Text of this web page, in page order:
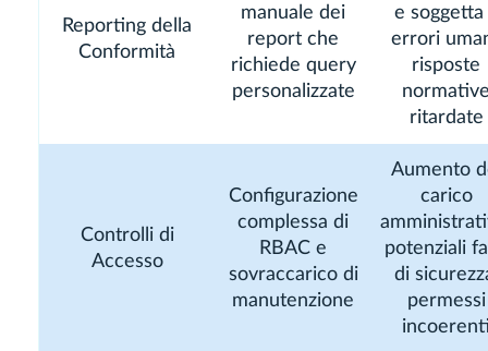
Reporting della
Conformità
manuale dei
report che
richiede query
personalizzate
e soggetta
errori
risposte
ritardate
Controlli di
Accesso
Configurazione
complessa di
RBAC e
sovraccarico di
manutenzione
Aumento
carico
potenziali
di
permessi